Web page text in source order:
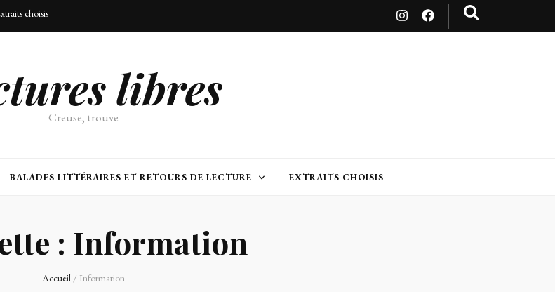
choisis
libres
Creuse, trouve
BALADES LITTÉRAIRES ET RETOURS DE LECTURE EXTRAITS CHOISIS
: Information
Accueil / Information